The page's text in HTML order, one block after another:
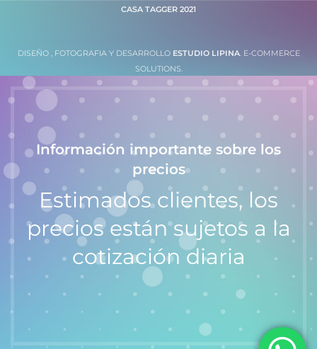
CASA TAGGER 2021
DISEÑO , FOTOGRAFIA Y DESARROLLO ESTUDIO LIPINA. E-COMMERCE
SOLUTIONS.
Información importante sobre los
precios
Estimados clientes, los
precios están sujetos a la
cotización diaria